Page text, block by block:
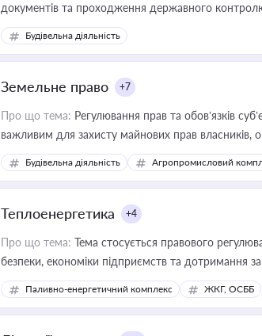
документів та проходження державного
Будівельна діяльність
Земельне право +7
Про що тема: Регулювання прав та обов’язків
важливим для захисту майнових прав власників,
ресурсами
Будівельна діяльність Агропромисловий
Теплоенергетика +4
Про що тема: Тема стосується правового
безпеки, економіки підприємств та дотримання
Паливно-енергетичний комплекс ЖКГ, ОСББ